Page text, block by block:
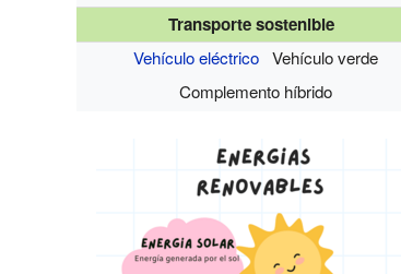
Transporte sostenible
Vehículo eléctrico Vehículo verde
Complemento híbrido